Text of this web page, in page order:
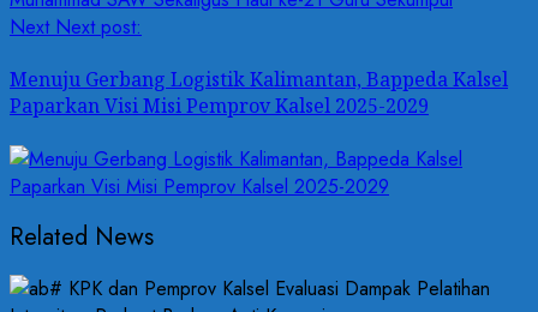
Next Next post:
Menuju Gerbang Logistik Kalimantan, Bappeda Kalsel
Paparkan Visi Misi Pemprov Kalsel 2025-2029
Related News